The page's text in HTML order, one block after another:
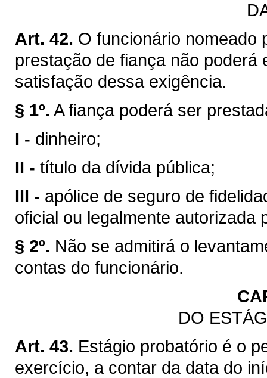
Art. 42. O funcionário nomeado
prestação de fiança não
satisfação dessa exigência.
§ 1º. A fiança poderá ser
I - dinheiro;
II - título da dívida pública;
III - apólice de seguro de
oficial ou legalmente autorizada
§ 2º. Não se admitirá o
contas do funcionário.
DO
Art. 43. Estágio probatório é o
exercício, a contar da data do